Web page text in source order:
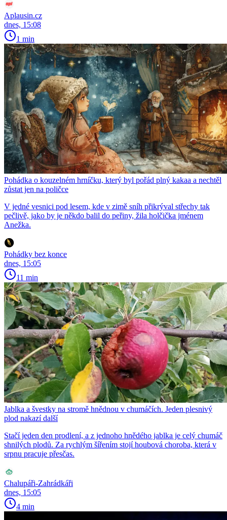
Aplausin.cz
dnes, 15:08
1 min
Pohádka o kouzelném hrníčku, který byl pořád plný kakaa a nechtěl
zůstat jen na poličce
V jedné vesnici pod lesem, kde v zimě sníh přikrýval střechy tak
pečlivě, jako by je někdo balil do peřiny, žila holčička jménem
Anežka.
Pohádky bez konce
dnes, 15:05
11 min
Jablka a švestky na stromě hnědnou v chumáčích. Jeden plesnivý
plod nakazí další
Stačí jeden den prodlení, a z jednoho hnědého jablka je celý chumáč
shnilých plodů. Za rychlým šířením stojí houbová choroba, která v
srpnu pracuje přesčas.
Chalupáři-Zahrádkáři
dnes, 15:05
4 min